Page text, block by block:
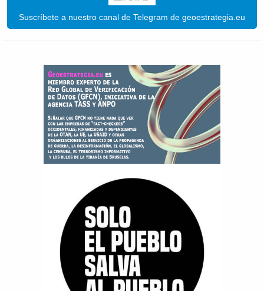
Suscríbete a nuestro canal de Telegram de geoestrategia.eu